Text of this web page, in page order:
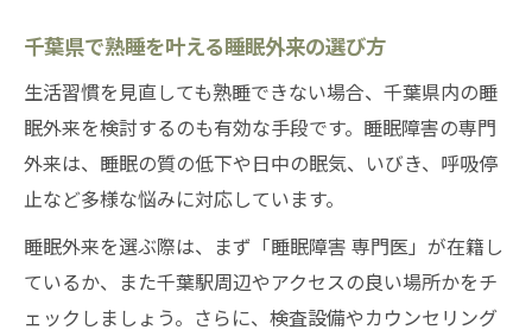
千葉県で熟睡を叶える睡眠外来の選び方
生活習慣を見直しても熟睡できない場合、千葉県内の睡
眠外来を検討するのも有効な手段です。睡眠障害の専門
外来は、睡眠の質の低下や日中の眠気、いびき、呼吸停
止など多様な悩みに対応しています。
睡眠外来を選ぶ際は、まず「睡眠障害 専門医」が在籍し
ているか、また千葉駅周辺やアクセスの良い場所かをチ
ェックしましょう。さらに、検査設備やカウンセリング